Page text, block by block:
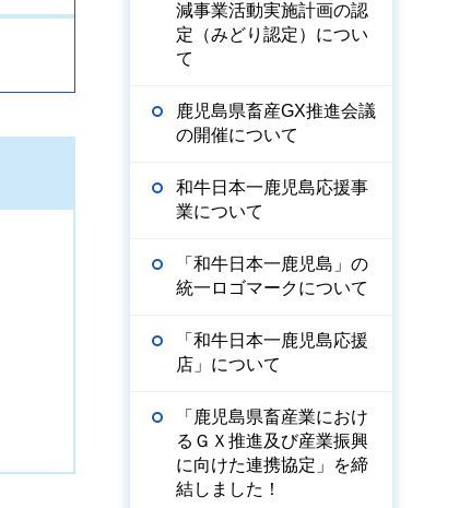
減事業活動実施計画の認
定（みどり認定）につい
て
鹿児島県畜産GX推進会議
の開催について
和牛日本一鹿児島応援事
業について
「和牛日本一鹿児島」の
統一ロゴマークについて
「和牛日本一鹿児島応援
店」について
「鹿児島県畜産業におけ
るＧＸ推進及び産業振興
に向けた連携協定」を締
結しました！